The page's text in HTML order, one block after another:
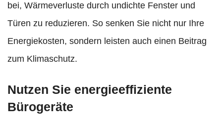
bei, Wärmeverluste durch undichte Fenster und
Türen zu reduzieren. So senken Sie nicht nur Ihre
Energiekosten, sondern leisten auch einen Beitrag
zum Klimaschutz.
Nutzen Sie energieeffiziente
Bürogeräte